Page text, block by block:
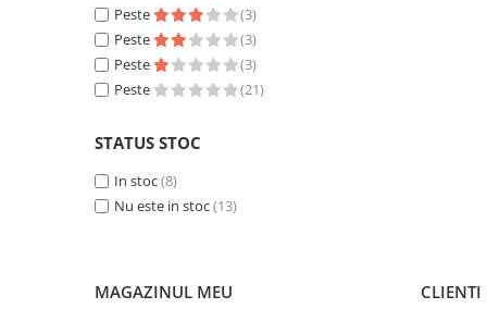
Peste
(3)
Peste
(3)
Peste
(3)
Peste
(21)
STATUS STOC
In stoc(8)
Nu este in stoc(13)
MAGAZINUL MEU CLIENTI